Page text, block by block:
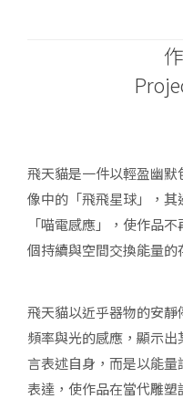
飛天貓是一件以輕盈幽
像中的「飛飛星球」，
「喵電感應」，使作品
個持續與空間交換能量的
飛天貓以近乎器物的安靜
頻率與光的感應，顯示
言表述自身，而是以能
表達，使作品在當代雕